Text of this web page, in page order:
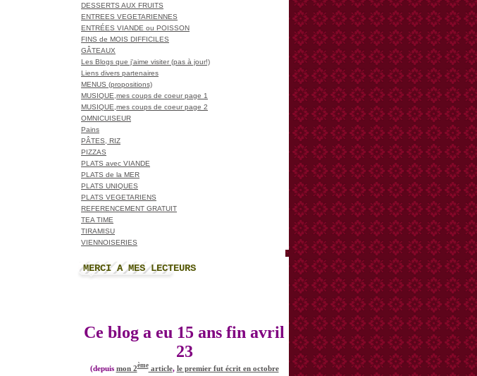
DESSERTS AUX FRUITS
ENTREES VEGETARIENNES
ENTRÉES VIANDE ou POISSON
FINS de MOIS DIFFICILES
GÂTEAUX
Les Blogs que j'aime visiter (pas à jour!)
Liens divers partenaires
MENUS (propositions)
MUSIQUE,mes coups de coeur page 1
MUSIQUE,mes coups de coeur page 2
OMNICUISEUR
Pains
PÂTES, RIZ
PIZZAS
PLATS avec VIANDE
PLATS de la MER
PLATS UNIQUES
PLATS VEGETARIENS
REFERENCEMENT GRATUIT
TEA TIME
TIRAMISU
VIENNOISERIES
MERCI A MES LECTEURS
Ce blog a eu 15 ans fin avril
23
(depuis mon 2èmearticle, le premier fut écrit en octobre